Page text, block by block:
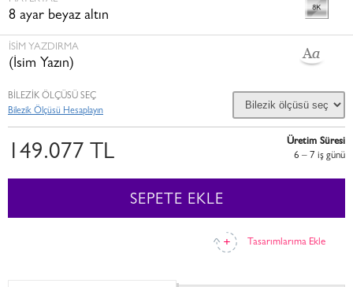
8 ayar beyaz altın
İSİM YAZDIRMA
(İsim Yazın)
Tasarımlarıma Ekle
BİLEZİK ÖLÇÜSÜ SEÇ
Bilezik Ölçüsü Hesaplayın
149.077 TL
Üretim Süresi
6 – 7 i̇ş günü
SEPETE EKLE